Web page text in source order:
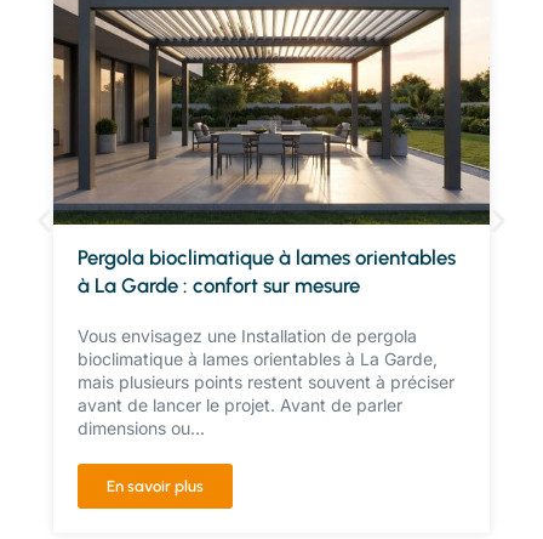
Pergola bioclimatique à lames orientables
à La Garde : confort sur mesure
Vous envisagez une Installation de pergola
bioclimatique à lames orientables à La Garde,
mais plusieurs points restent souvent à préciser
avant de lancer le projet. Avant de parler
dimensions ou...
En savoir plus